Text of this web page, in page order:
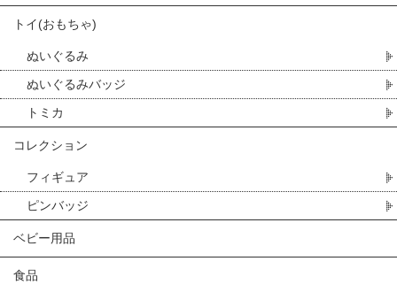
トイ(おもちゃ)
ぬいぐるみ
ぬいぐるみバッジ
トミカ
コレクション
フィギュア
ピンバッジ
ベビー用品
食品